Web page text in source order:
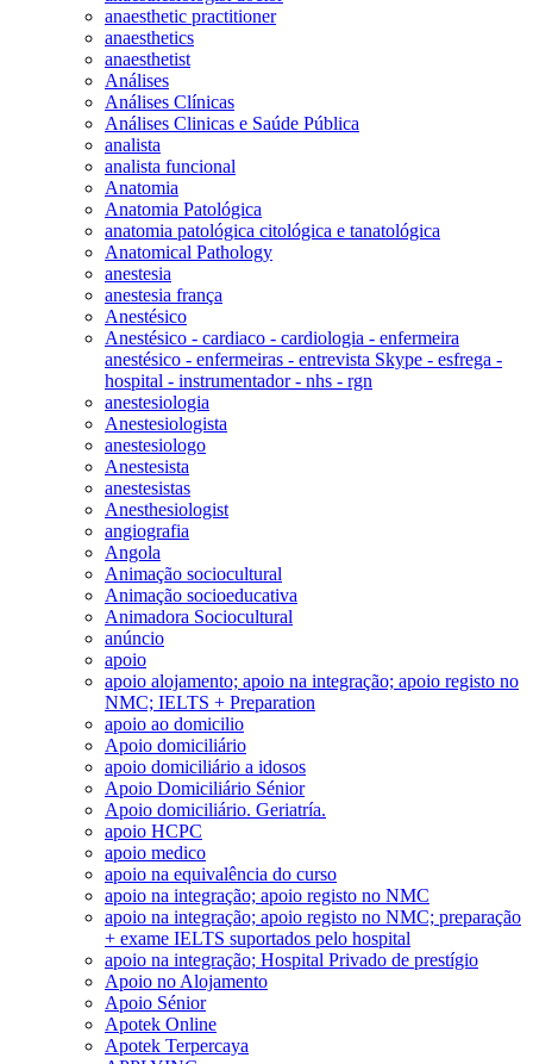
anaesthetic practitioner
anaesthetics
anaesthetist
Análises
Análises Clínicas
Análises Clinicas e Saúde Pública
analista
analista funcional
Anatomia
Anatomia Patológica
anatomia patológica citológica e tanatológica
Anatomical Pathology
anestesia
anestesia frança
Anestésico
Anestésico - cardiaco - cardiologia - enfermeira
anestésico - enfermeiras - entrevista Skype - esfrega -
hospital - instrumentador - nhs - rgn
anestesiologia
Anestesiologista
anestesiologo
Anestesista
anestesistas
Anesthesiologist
angiografia
Angola
Animação sociocultural
Animação socioeducativa
Animadora Sociocultural
anúncio
apoio
apoio alojamento; apoio na integração; apoio registo no
NMC; IELTS + Preparation
apoio ao domicilio
Apoio domiciliário
apoio domiciliário a idosos
Apoio Domiciliário Sénior
Apoio domiciliário. Geriatría.
apoio HCPC
apoio medico
apoio na equivalência do curso
apoio na integração; apoio registo no NMC
apoio na integração; apoio registo no NMC; preparação
+ exame IELTS suportados pelo hospital
apoio na integração; Hospital Privado de prestígio
Apoio no Alojamento
Apoio Sénior
Apotek Online
Apotek Terpercaya